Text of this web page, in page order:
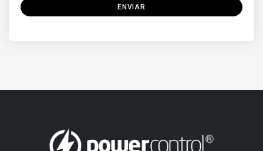
ENVIAR